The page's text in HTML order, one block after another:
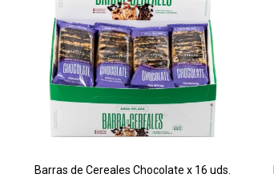
Barras de Cereales Chocolate x 16 uds.